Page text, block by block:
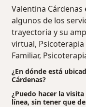
Valentina Cárdenas
algunos de los
trayectoria y su
virtual,
Familiar,
¿En dónde está
Cárdenas?
¿Puedo hacer la
línea, sin tener que